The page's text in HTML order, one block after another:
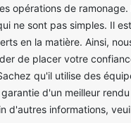
opérations de
ne sont pas simples. Il
en la matière. Ainsi,
de placer votre
qu'il utilise des
d'un meilleur
d'autres informations,